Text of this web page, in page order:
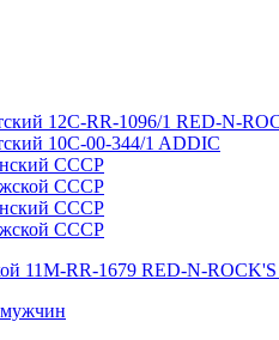
12C-RR-1096/1 RED-N-
10C-00-344/1 ADDIC
СССР
СССР
СССР
СССР
мужчин